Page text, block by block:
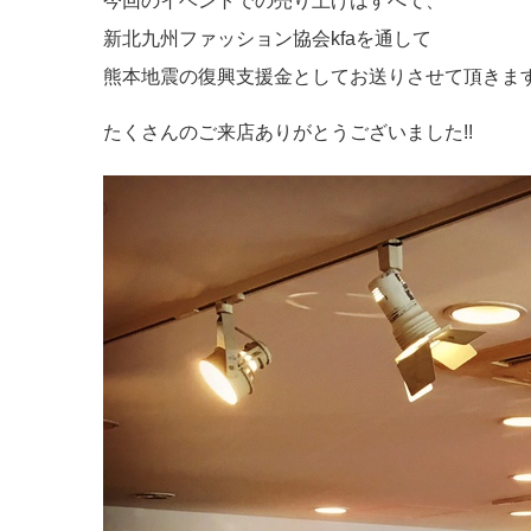
新北九州ファッション協会kfaを通して
熊本地震の復興支援金としてお送りさせて頂きま
たくさんのご来店ありがとうございました!!